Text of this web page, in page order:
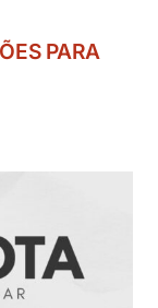
PARA